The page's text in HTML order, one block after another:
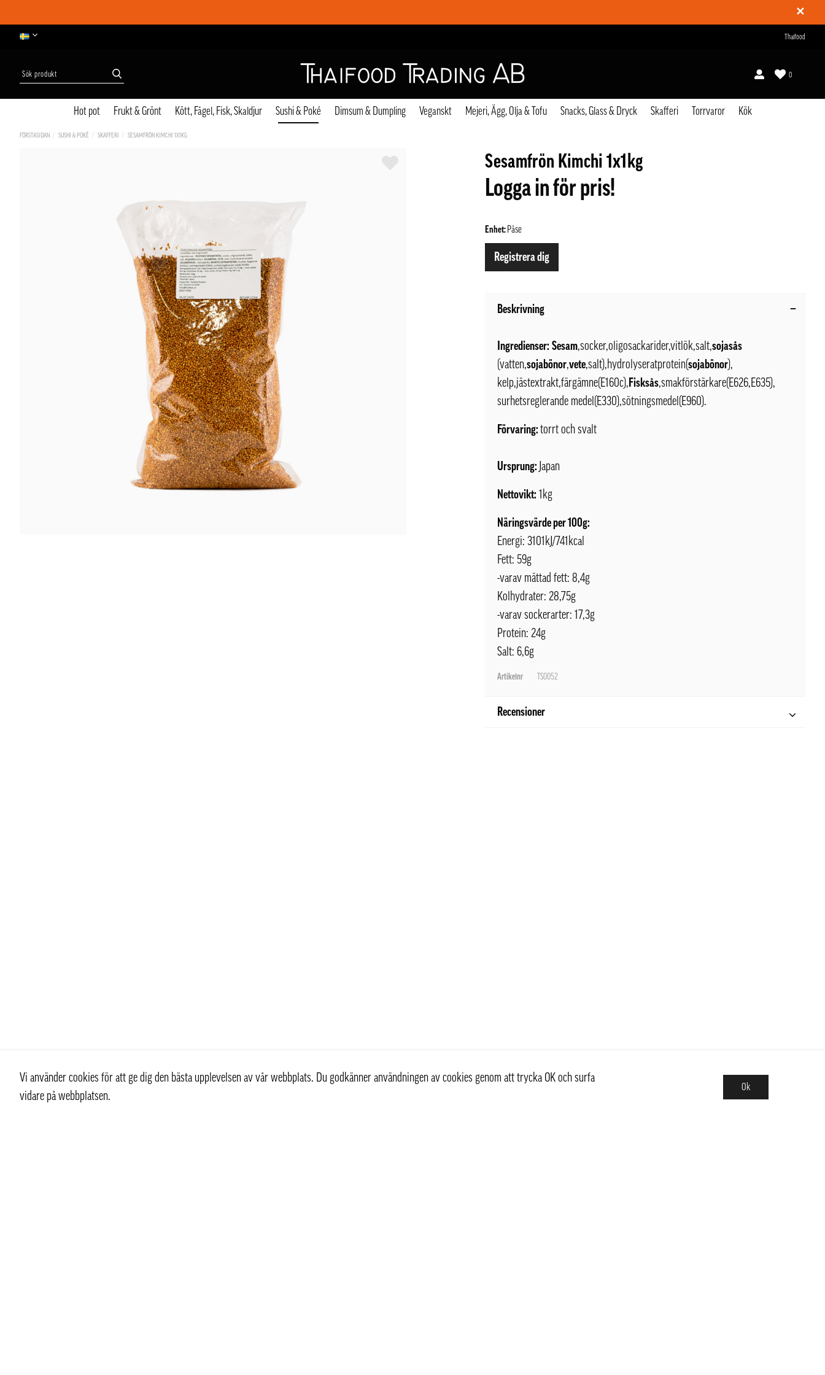
✕
Thaifood
0
Hot pot Frukt & Grönt Kött, Fågel, Fisk, Skaldjur Sushi & Poké Dimsum & Dumpling Veganskt Mejeri, Ägg, Olja & Tofu Snacks, Glass & Dryck Skafferi Torrvaror Kök
FÖRSTASIDAN SUSHI & POKÉ SKAFFERI SESAMFRÖN KIMCHI 1X1KG
Sesamfrön Kimchi 1x1kg
Logga in för pris!
Enhet: Påse
Registrera dig
Beskrivning
Ingredienser: Sesam,socker,oligosackarider,vitlök,salt,sojasås
(vatten,sojabönor,vete,salt),hydrolyseratprotein(sojabönor),
kelp,jästextrakt,färgämne(E160c), Fisksås,smakförstärkare(E626,E635),
surhetsreglerande medel(E330),sötningsmedel(E960).
Förvaring:torrt och svalt
Ursprung: Japan
Nettovikt: 1kg
Näringsvärde per 100g:
Energi: 3101kJ/741kcal
Fett: 59g
-varav mättad fett: 8,4g
Kolhydrater: 28,75g
-varav sockerarter: 17,3g
Protein: 24g
Salt: 6,6g
Artikelnr TS0052
Recensioner
Vi använder cookies för att ge dig den bästa upplevelsen av vår webbplats. Du godkänner användningen av cookies genom att trycka OK och surfa
vidare på webbplatsen.
Ok